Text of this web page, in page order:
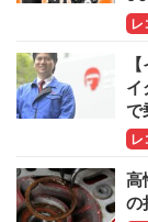
レ
イ
で
レ
高
の